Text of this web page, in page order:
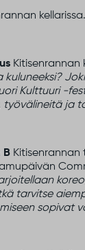
Kitisenrannan
kuluneeksi?
Kulttuuri -
ja
B Kitisenrannan
tarvitse
sopivat